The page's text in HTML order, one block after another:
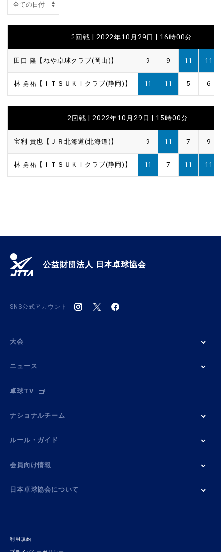
3回戦 | 2022年10月29日 | 16時00分
田口 隆【ねや卓球クラブ(岡山)】 9 9 11 11
林 勇祐【ＩＴＳＵＫＩクラブ(静岡)】 11 11 5 6
2回戦 | 2022年10月29日 | 15時00分
宝利 貴也【ＪＲ北海道(北海道)】 9 11 7 9
林 勇祐【ＩＴＳＵＫＩクラブ(静岡)】 11 7 11 11
公益財団法人 日本卓球協会
SNS公式アカウント
大会
ニュース
卓球TV
ナショナルチーム
ルール・ガイド
会員向け情報
日本卓球協会について
利用規約